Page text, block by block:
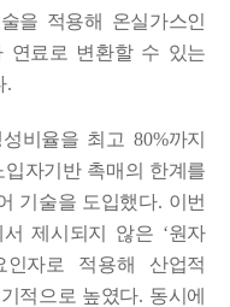
을 적용해 온실가스인
연료로 변환할 수 있는
.
비율을 최고 80%까지
자기반 촉매의 한계를
기술을 도입했다. 이번
제시되지 않은 ‘원자
자로 적용해 산업적
적으로 높였다. 동시에